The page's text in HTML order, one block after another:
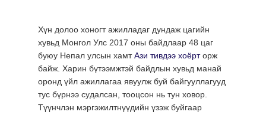
Хүн долоо хоногт ажилладаг дундаж цагийн
хувьд Монгол Улс 2017 оны байдлаар 48 цаг
буюу Непал улсын хамтАзи тивдээ хоёрторж
байж. Харин бүтээмжтэй байдлын хувьд манай
оронд үйл ажиллагаа явуулж буй байгууллагууд
тус бүрнээ судалсан, тооцсон нь тун ховор.
Түүнчлэн мэргэжилтнүүдийн үзэж буйгаар